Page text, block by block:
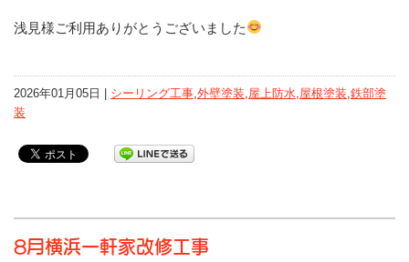
浅見様ご利用ありがとうございました
2026年01月05日 | シーリング工事 外壁塗装 屋上防水 屋根塗装 鉄部塗
装
8月横浜一軒家改修工事